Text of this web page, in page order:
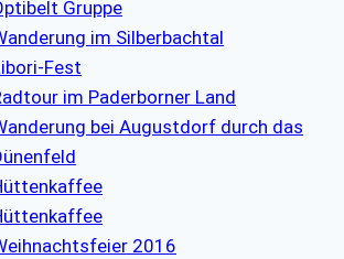
Gruppe
im Silberbachtal
Fest
im Paderborner Land
bei Augustdorf durch das
2016